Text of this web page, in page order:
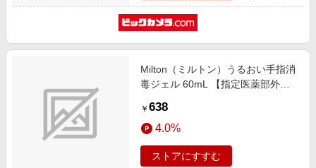
Milton（ミルトン）うるおい手指消
毒ジェル 60mL 【指定医薬部外
￥ 638
4.0%
ストアにすすむ